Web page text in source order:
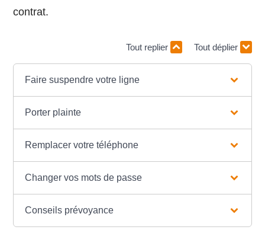
contrat.
Tout replier Tout déplier
Faire suspendre votre ligne
Porter plainte
Remplacer votre téléphone
Changer vos mots de passe
Conseils prévoyance